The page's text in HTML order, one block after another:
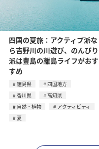
四国の夏旅：アクティブ派な
ら吉野川の川遊び、のんびり
派は豊島の離島ライフがおす
すめ
徳島県
四国地方
香川県
高知県
自然・植物
アクティビティ
夏